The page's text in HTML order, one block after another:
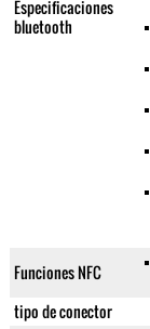
Especificaciones
bluetooth
Funciones NFC
tipo de conector